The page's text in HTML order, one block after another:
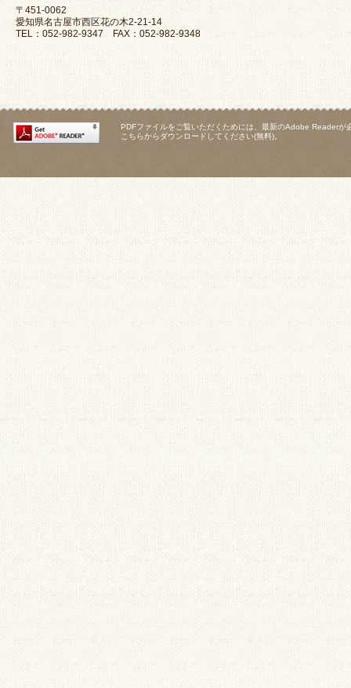
〒451-0062
愛知県名古屋市西区花の木2-21-14
TEL：052-982-9347 FAX：052-982-9348
PDFファイルをご覧いただくためには、最新のAdobe Readerが
こちらからダウンロードしてください(無料)。